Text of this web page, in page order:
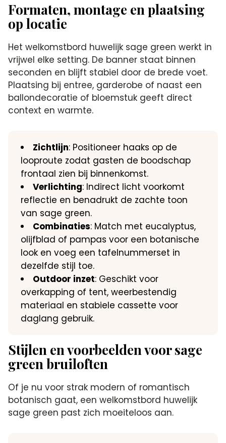
Formaten, montage en plaatsing
op locatie
Het welkomstbord huwelijk sage green werkt in
vrijwel elke setting. De banner staat binnen
seconden en blijft stabiel door de brede voet.
Plaatsing bij entree, garderobe of naast een
ballondecoratie of bloemstuk geeft direct
context en warmte.
Zichtlijn: Positioneer haaks op de
looproute zodat gasten de boodschap
frontaal zien bij binnenkomst.
Verlichting: Indirect licht voorkomt
reflectie en benadrukt de zachte toon
van sage green.
Combinaties: Match met eucalyptus,
olijfblad of pampas voor een botanische
look en voeg een tafelnummerset in
dezelfde stijl toe.
Outdoor inzet: Geschikt voor
overkapping of tent, weerbestendig
materiaal en stabiele cassette voor
daglang gebruik.
Stijlen en voorbeelden voor sage
green bruiloften
Of je nu voor strak modern of romantisch
botanisch gaat, een welkomstbord huwelijk
sage green past zich moeiteloos aan.